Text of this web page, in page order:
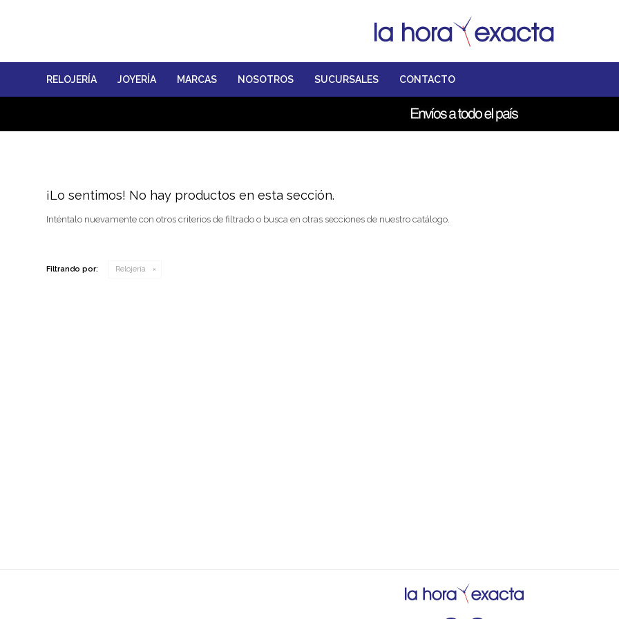
RELOJERÍA JOYERÍA MARCAS NOSOTROS SUCURSALES CONTACTO
¡Lo sentimos! No hay productos en esta sección.
Inténtalo nuevamente con otros criterios de filtrado o busca en otras secciones de nuestro catálogo.
Filtrando por: Relojería